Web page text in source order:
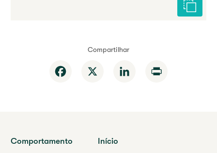
Citar
Compartilhar
Facebook LinkedIn
Comportamento
Início